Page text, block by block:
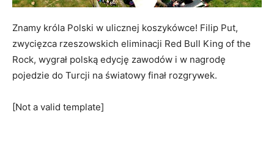
Znamy króla Polski w ulicznej koszykówce! Filip Put,
zwycięzca rzeszowskich eliminacji Red Bull King of the
Rock, wygrał polską edycję zawodów i w nagrodę
pojedzie do Turcji na światowy finał rozgrywek.
[Not a valid template]